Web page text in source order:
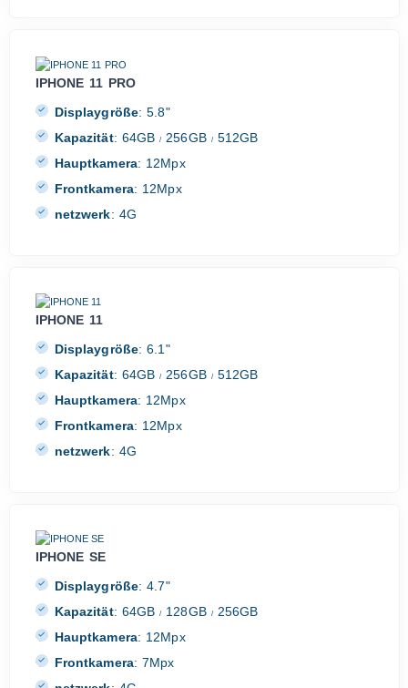
IPHONE 11 PRO
Displaygröße: 5.8"
Kapazität: 64GB/ 256GB /512GB
Hauptkamera: 12Mpx
Frontkamera: 12Mpx
netzwerk: 4G
IPHONE 11
Displaygröße: 6.1"
Kapazität: 64GB/ 256GB /512GB
Hauptkamera: 12Mpx
Frontkamera: 12Mpx
netzwerk: 4G
IPHONE SE
Displaygröße: 4.7"
Kapazität: 64GB/ 128GB /256GB
Hauptkamera: 12Mpx
Frontkamera: 7Mpx